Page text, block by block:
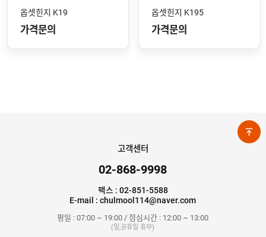
옵셋힌지 K19
가격문의
옵셋힌지 K195
가격문의
고객센터
02-868-9998
팩스 : 02-851-5588
E-mail : chulmool114@naver.com
평일 : 07:00 ~ 19:00 / 점심시간 : 12:00 ~ 13:00
(일,공휴일 휴무)